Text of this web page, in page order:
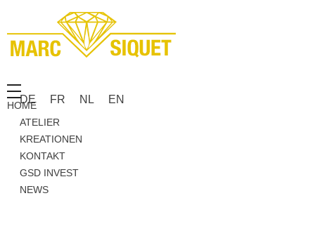
DE FR NL EN
HOME
ATELIER
KREATIONEN
KONTAKT
GSD INVEST
NEWS